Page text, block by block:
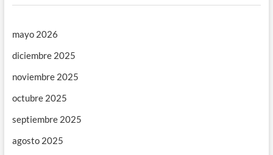
mayo 2026
diciembre 2025
noviembre 2025
octubre 2025
septiembre 2025
agosto 2025